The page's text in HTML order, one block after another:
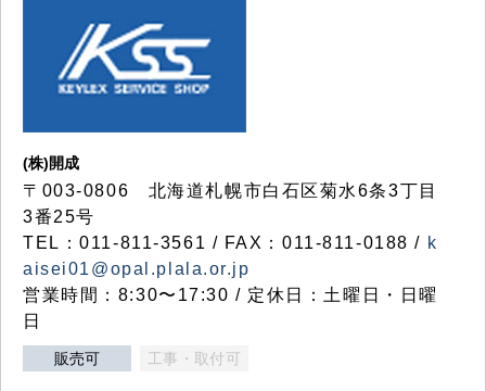
(株)開成
〒003-0806 北海道札幌市白石区菊水6条3丁目
3番25号
TEL：011-811-3561 / FAX：011-811-0188 / k
aisei01@opal.plala.or.jp
営業時間：8:30〜17:30 / 定休日：土曜日・日曜
日
販売可 工事・取付可